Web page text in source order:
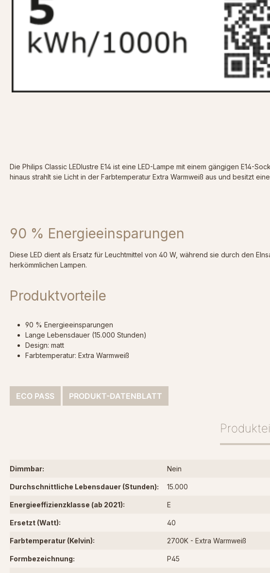
Die Philips Classic LEDlustre E14 ist eine LED-Lampe mit einem gängigen E14-
hinaus strahlt sie Licht in der Farbtemperatur Extra Warmweiß aus und besitzt
90 % Energieeinsparungen
Diese LED dient als Ersatz für Leuchtmittel von 40 W, während sie durch den
herkömmlichen Lampen.
Produktvorteile
90 % Energieeinsparungen
Lange Lebensdauer (15.000 Stunden)
Design: matt
Farbtemperatur: Extra Warmweiß
ECO PASS PRODUKT-DATENBLATT
Dimmbar: Nein
Durchschnittliche Lebensdauer (Stunden): 15.000
Energieeffizienzklasse (ab 2021): E
Ersetzt (Watt): 40
Farbtemperatur (Kelvin): 2700K - Extra Warmweiß
Formbezeichnung: P45